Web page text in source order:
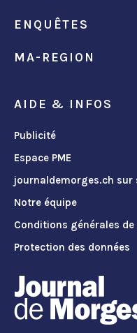
ENQUÊTES
MA-REGION
AIDE & INFOS
Publicité
Espace PME
journaldemorges.ch sur
Notre équipe
Conditions générales de
Protection des données